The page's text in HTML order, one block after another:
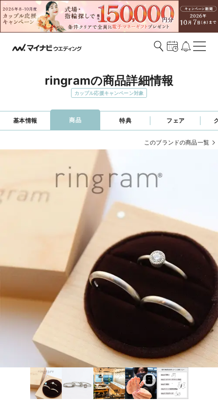
ringramの商品詳細情報
カップル応援キャンペーン対象
基本情報 商品 特典 フェア
このブランドの商品一覧